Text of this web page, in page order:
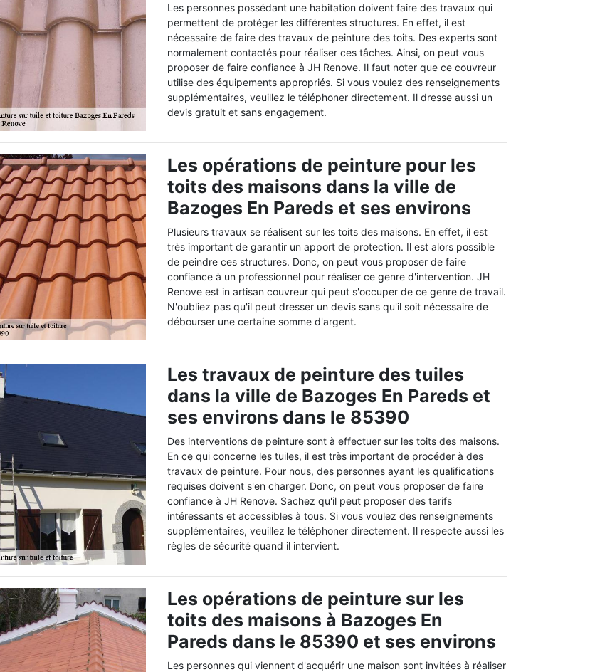
Les personnes possédant une habitation doivent faire des travaux qui
permettent de protéger les différentes structures. En effet, il est
nécessaire de faire des travaux de peinture des toits. Des experts sont
normalement contactés pour réaliser ces tâches. Ainsi, on peut vous
proposer de faire confiance à JH Renove. Il faut noter que ce couvreur
utilise des équipements appropriés. Si vous voulez des renseignements
supplémentaires, veuillez le téléphoner directement. Il dresse aussi un
devis gratuit et sans engagement.
Les opérations de peinture pour les
toits des maisons dans la ville de
Bazoges En Pareds et ses environs
Plusieurs travaux se réalisent sur les toits des maisons. En effet, il est
très important de garantir un apport de protection. Il est alors possible
de peindre ces structures. Donc, on peut vous proposer de faire
confiance à un professionnel pour réaliser ce genre d'intervention. JH
Renove est in artisan couvreur qui peut s'occuper de ce genre de travail.
N'oubliez pas qu'il peut dresser un devis sans qu'il soit nécessaire de
débourser une certaine somme d'argent.
Les travaux de peinture des tuiles
dans la ville de Bazoges En Pareds et
ses environs dans le 85390
Des interventions de peinture sont à effectuer sur les toits des maisons.
En ce qui concerne les tuiles, il est très important de procéder à des
travaux de peinture. Pour nous, des personnes ayant les qualifications
requises doivent s'en charger. Donc, on peut vous proposer de faire
confiance à JH Renove. Sachez qu'il peut proposer des tarifs
intéressants et accessibles à tous. Si vous voulez des renseignements
supplémentaires, veuillez le téléphoner directement. Il respecte aussi les
règles de sécurité quand il intervient.
Les opérations de peinture sur les
toits des maisons à Bazoges En
Pareds dans le 85390 et ses environs
Les personnes qui viennent d'acquérir une maison sont invitées à réaliser